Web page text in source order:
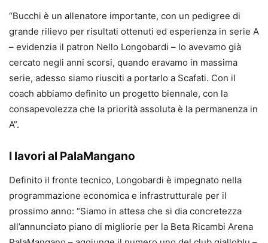
“Bucchi è un allenatore importante, con un pedigree di
grande rilievo per risultati ottenuti ed esperienza in serie A
– evidenzia il patron Nello Longobardi – lo avevamo già
cercato negli anni scorsi, quando eravamo in massima
serie, adesso siamo riusciti a portarlo a Scafati. Con il
coach abbiamo definito un progetto biennale, con la
consapevolezza che la priorità assoluta è la permanenza in
A”.
I lavori al PalaMangano
Definito il fronte tecnico, Longobardi è impegnato nella
programmazione economica e infrastrutturale per il
prossimo anno: “Siamo in attesa che si dia concretezza
all’annunciato piano di migliorie per la Beta Ricambi Arena